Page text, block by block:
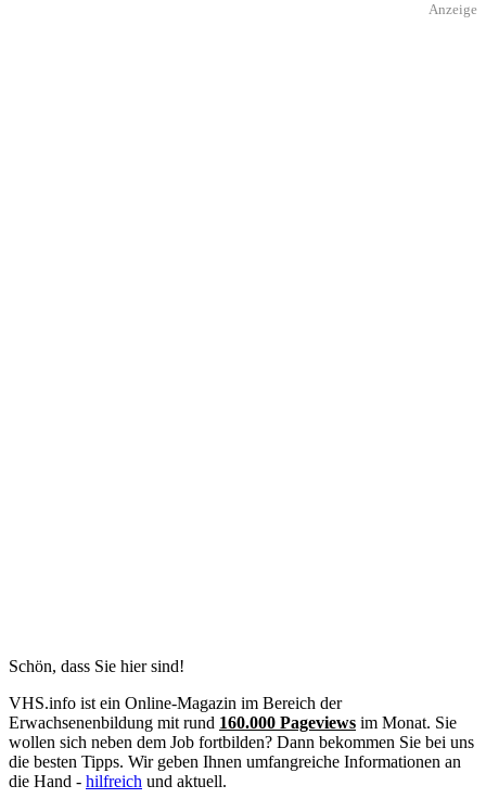
Anzeige
Schön, dass Sie hier sind!
VHS.info ist ein Online-Magazin im Bereich der
Erwachsenenbildung mit rund 160.000 Pageviews im Monat. Sie
wollen sich neben dem Job fortbilden? Dann bekommen Sie bei uns
die besten Tipps. Wir geben Ihnen umfangreiche Informationen an
die Hand - hilfreich und aktuell.